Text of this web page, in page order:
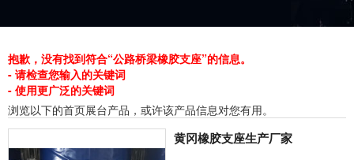
抱歉，没有找到符合“公路桥梁橡胶支座”的信息。
- 请检查您输入的关键词
- 使用更广泛的关键词
浏览以下的首页展台产品，或许该产品信息对您有用。
黄冈橡胶支座生产厂家